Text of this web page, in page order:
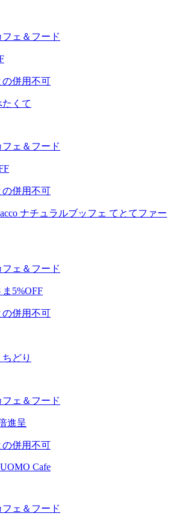
ェ＆フード
併用不可
くて
ェ＆フード
併用不可
ナチュラルブッフェ てとてファー
ェ＆フード
5%OFF
併用不可
どり
ェ＆フード
進呈
併用不可
Cafe
ェ＆フード